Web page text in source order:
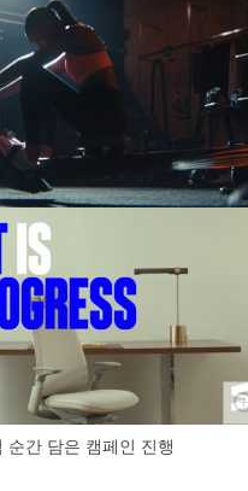
순간 담은 캠페인 진행